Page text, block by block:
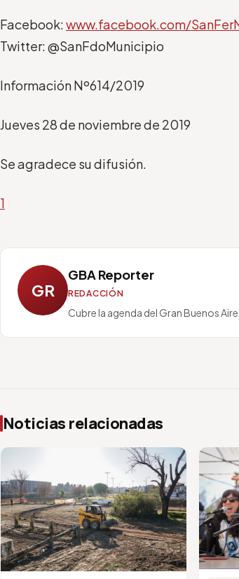
Facebook:www.facebook.com/
Twitter: @SanFdoMunicipio
Información Nº614/2019
Jueves 28de noviembrede 2019
Se agradece su difusión.
1
GR
GBA Reporter
REDACCIÓN
Cubre la agenda del Gran Buenos
Noticias relacionadas